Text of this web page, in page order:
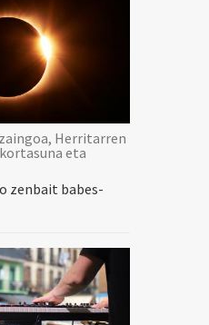
Herritarren
eta
zenbait babes-